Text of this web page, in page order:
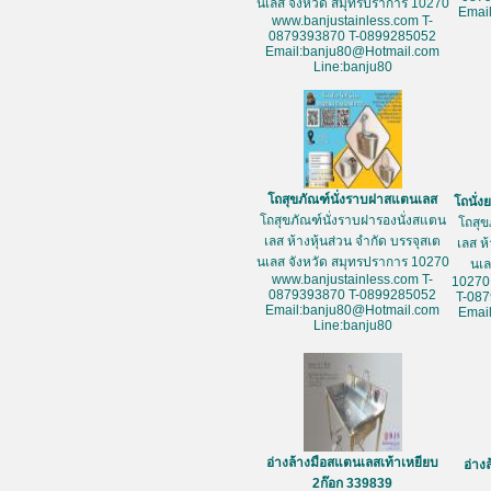
นเลส จังหวัด สมุทรปราการ 10270
www.banjustainless.com T-
0879393870 T-0899285052
Email:banju80@Hotmail.com
Line:banju80
โถสุขภัณฑ์นั่งราบฝาสแตนเลส
โถสุขภัณฑ์นั่งราบฝารองนั่งสแตน
เลส ห้างหุ้นส่วน จำกัด บรรจุสเต
นเลส จังหวัด สมุทรปราการ 10270
www.banjustainless.com T-
0879393870 T-0899285052
Email:banju80@Hotmail.com
Line:banju80
โถนั่ง
โถสุ
เลส
นเ
T-
อ่างล้างมือสแตนเลสเท้าเหยียบ
2ก๊อก 339839
อ่าง